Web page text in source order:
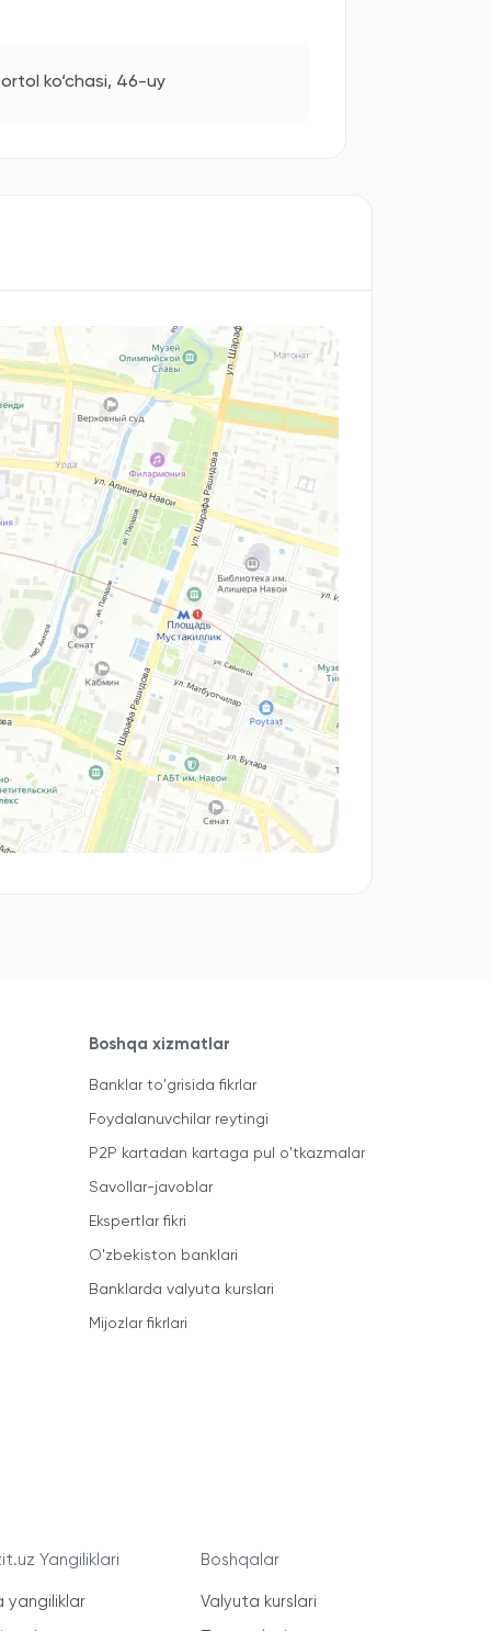
ko‘chasi, 46-uy
Boshqa xizmatlar
Banklar to'grisida fikrlar
Foydalanuvchilar reytingi
P2P kartadan kartaga pul o'tkazmalar
Savollar-javoblar
Ekspertlar fikri
O'zbekiston banklari
Banklarda valyuta kurslari
Mijozlar fikrlari
Yangiliklari
yangiliklar
Boshqalar
Valyuta kurslari